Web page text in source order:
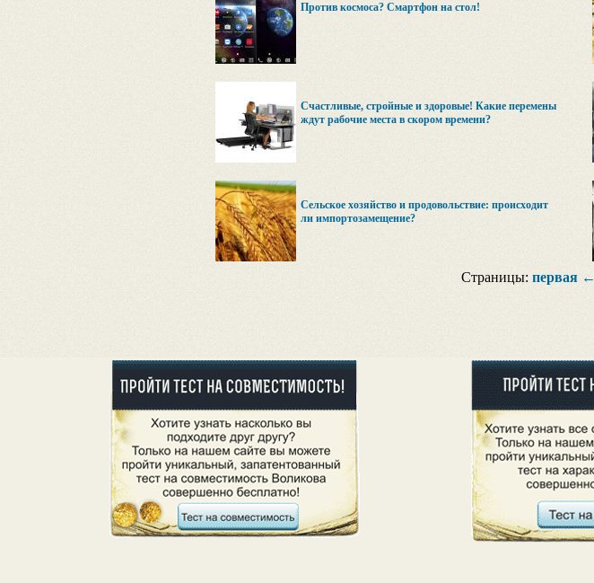
Против космоса? Смартфон на стол!
Счастливые, стройные и здоровые! Какие перемены
ждут рабочие места в скором времени?
Cельское хозяйство и продовольствие: происходит
ли импортозамещение?
Страницы: первая←